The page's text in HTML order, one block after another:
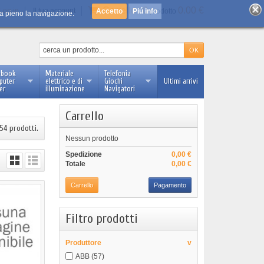
Log in Il tuo account Carrello :0prodotto
Ultimi arrivi
Materiale
elettrico e di
illuminazione
Telefonia
Giochi
Navigatori
pieno la navigazione. Piú info
prodotti.
Carrello
Nessun prodotto
0,00 €
Spedizione
0,00 €
Totale
Carrello Pagamento
Filtro prodotti
Produttore
v
ABB(57)